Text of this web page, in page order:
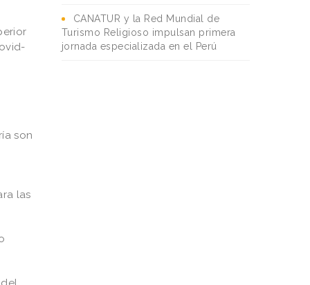
son
las
CANATUR y la Red Mundial de
Turismo Religioso impulsan primera
jornada especializada en el Perú